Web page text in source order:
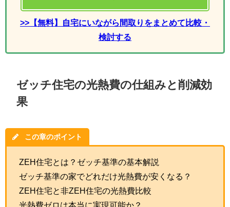
>>【無料】自宅にいながら間取りをまとめて比較・
検討する
ゼッチ住宅の光熱費の仕組みと削減効
果
この章のポイント
ZEH住宅とは？ゼッチ基準の基本解説
ゼッチ基準の家でどれだけ光熱費が安くなる？
ZEH住宅と非ZEH住宅の光熱費比較
光熱費ゼロは本当に実現可能か？